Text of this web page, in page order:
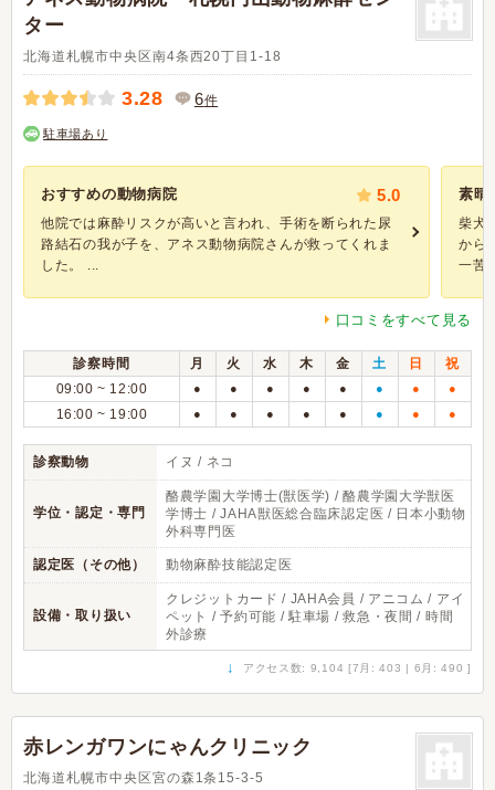
ター
北海道札幌市中央区南4条西20丁目1-18
3.28 6件
駐車場あり
おすすめの動物病院 5.0
他院では麻酔リスクが高いと言われ、手術を断られた尿
路結石の我が子を、アネス動物病院さんが救ってくれま
した。 ...
素晴
柴犬
から
一苦
口コミをすべて見る
診察時間 月 火 水 木 金 土 日
祝
09:00 ~ 12:00
● ● ● ● ● ● ● ●
16:00 ~ 19:00 ● ● ● ● ● ● ● ●
診察動物 イヌ / ネコ
学位・認定・専門
酪農学園大学博士(獣医学) / 酪農学園大学獣医
学博士 / JAHA獣医総合臨床認定医 / 日本小動物
外科専門医
認定医（その他） 動物麻酔技能認定医
設備・取り扱い
クレジットカード / JAHA会員 / アニコム / アイ
ペット / 予約可能 / 駐車場 / 救急・夜間 / 時間
外診療
↓ アクセス数: 9,104 [7月: 403 | 6月: 490 ]
赤レンガワンにゃんクリニック
北海道札幌市中央区宮の森1条15-3-5